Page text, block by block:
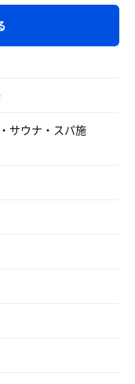
ち合わせは余裕そう
を食べられるって、
弁当が並んでいて、
屋のホールも愛想が
ょうがないか。
しい良い銭湯です。
サウナ・スパ施